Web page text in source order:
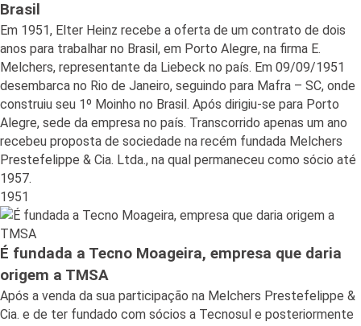
Brasil
Em 1951, Elter Heinz recebe a oferta de um contrato de dois
anos para trabalhar no Brasil, em Porto Alegre, na firma E.
Melchers, representante da Liebeck no país. Em 09/09/1951
desembarca no Rio de Janeiro, seguindo para Mafra – SC, onde
construiu seu 1º Moinho no Brasil. Após dirigiu-se para Porto
Alegre, sede da empresa no país. Transcorrido apenas um ano
recebeu proposta de sociedade na recém fundada Melchers
Prestefelippe & Cia. Ltda., na qual permaneceu como sócio até
1957.
1951
É fundada a Tecno Moageira, empresa que daria
origem a TMSA
Após a venda da sua participação na Melchers Prestefelippe &
Cia. e de ter fundado com sócios a Tecnosul e posteriormente